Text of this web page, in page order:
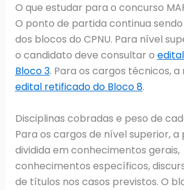
O que estudar para o concurso
O ponto de partida continua
dos blocos do CPNU. Para nível
o candidato deve consultar o
Bloco 3. Para os cargos técnicos,
edital retificado do Bloco 8.
Disciplinas cobradas e peso de
Para os cargos de nível superior, a
dividida em conhecimentos gerais,
conhecimentos específicos,
de títulos nos casos previstos. O